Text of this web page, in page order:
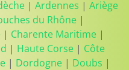
| Ardennes | Ariège
du Rhône |
| Charente Maritime |
| Haute Corse | Côte
| Dordogne | Doubs |